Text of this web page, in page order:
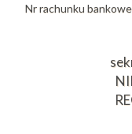
Nr rachunku